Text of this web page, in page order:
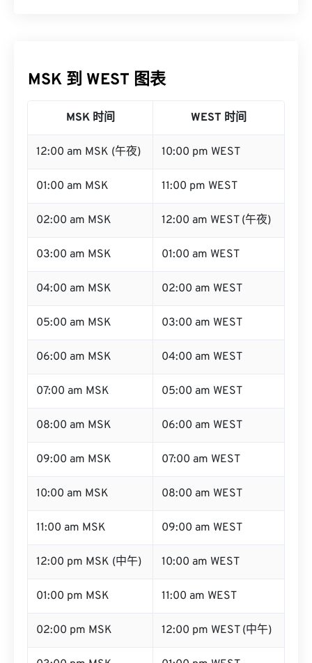
MSK 到 WEST 图表
MSK 时间 WEST 时间
12:00 am MSK (午夜) 10:00 pm WEST
01:00 am MSK 11:00 pm WEST
02:00 am MSK 12:00 am WEST (午夜)
03:00 am MSK 01:00 am WEST
04:00 am MSK 02:00 am WEST
05:00 am MSK 03:00 am WEST
06:00 am MSK 04:00 am WEST
07:00 am MSK 05:00 am WEST
08:00 am MSK 06:00 am WEST
09:00 am MSK 07:00 am WEST
10:00 am MSK 08:00 am WEST
11:00 am MSK 09:00 am WEST
12:00 pm MSK (中午) 10:00 am WEST
01:00 pm MSK 11:00 am WEST
02:00 pm MSK 12:00 pm WEST (中午)